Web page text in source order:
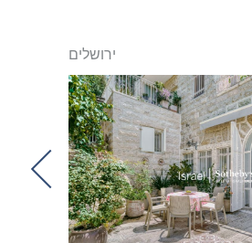
ירושלים